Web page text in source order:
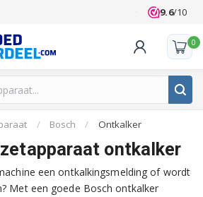
Klanten
9.6/10
0
/ Bosch / Ontkalker
ontkalker
een ontkalkingsmelding of wordt
Met een goede Bosch ontkalker